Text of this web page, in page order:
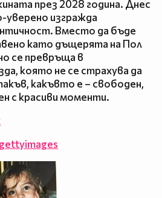
през 2028 година. Днес
уверено изгражда
Вместо да бъде
като дъщерята на Пол
се превръща в
която не се страхува да
какъвто е – свободен,
с красиви моменти.
gettyimages